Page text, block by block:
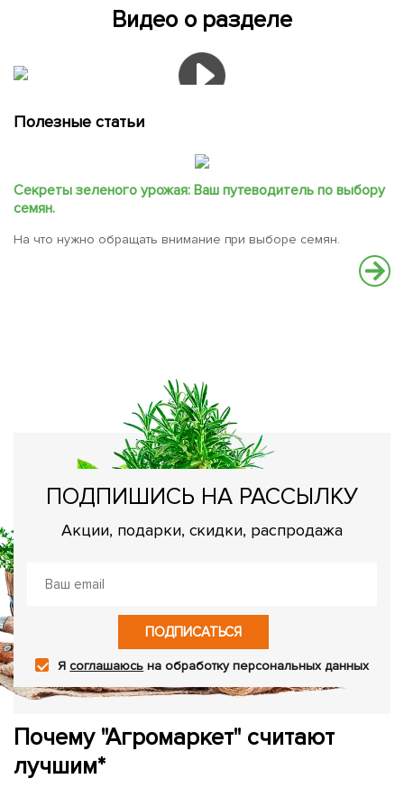
Видео о разделе
Полезные статьи
Секреты зеленого урожая: Ваш путеводитель по выбору
семян.
На что нужно обращать внимание при выборе семян.
ПОДПИШИСЬ НА РАССЫЛКУ
Акции, подарки, скидки, распродажа
ПОДПИСАТЬСЯ
Ясоглашаюсь на обработку персональных данных
Почему "Агромаркет" считают
лучшим*